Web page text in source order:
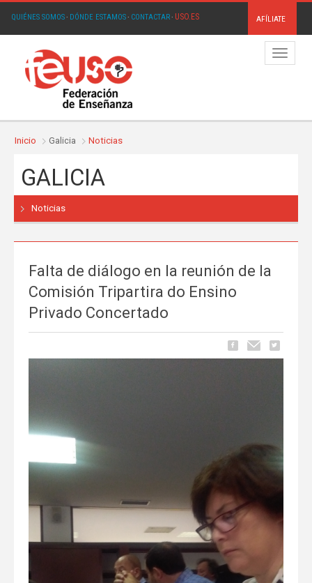
QUIÉNES SOMOS· DÓNDE ESTAMOS· CONTACTAR· USO.ES AFÍLIATE
Menú
Inicio Galicia Noticias
GALICIA
Noticias
Falta de diálogo en la reunión de la
Comisión Tripartira do Ensino
Privado Concertado